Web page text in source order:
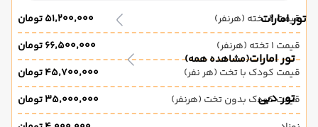
تور امارات
تور امارات(مشاهده همه)
تور دبی
قیمت 2 تخته (هرنفر)
۵۱٬۲۰۰٬۰۰۰ تومان
قیمت 1 تخته (هرنفر)
۶۶٬۵۰۰٬۰۰۰ تومان
قیمت کودک با تخت (هر نفر)
۴۵٬۷۰۰٬۰۰۰ تومان
قیمت کودک بدون تخت (هرنفر)
۳۵٬۰۰۰٬۰۰۰ تومان